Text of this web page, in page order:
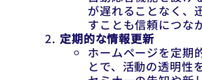
が遅れることなく、
すことも信頼につな
定期的な情報更新
ホームページを定期
とで、活動の透明性